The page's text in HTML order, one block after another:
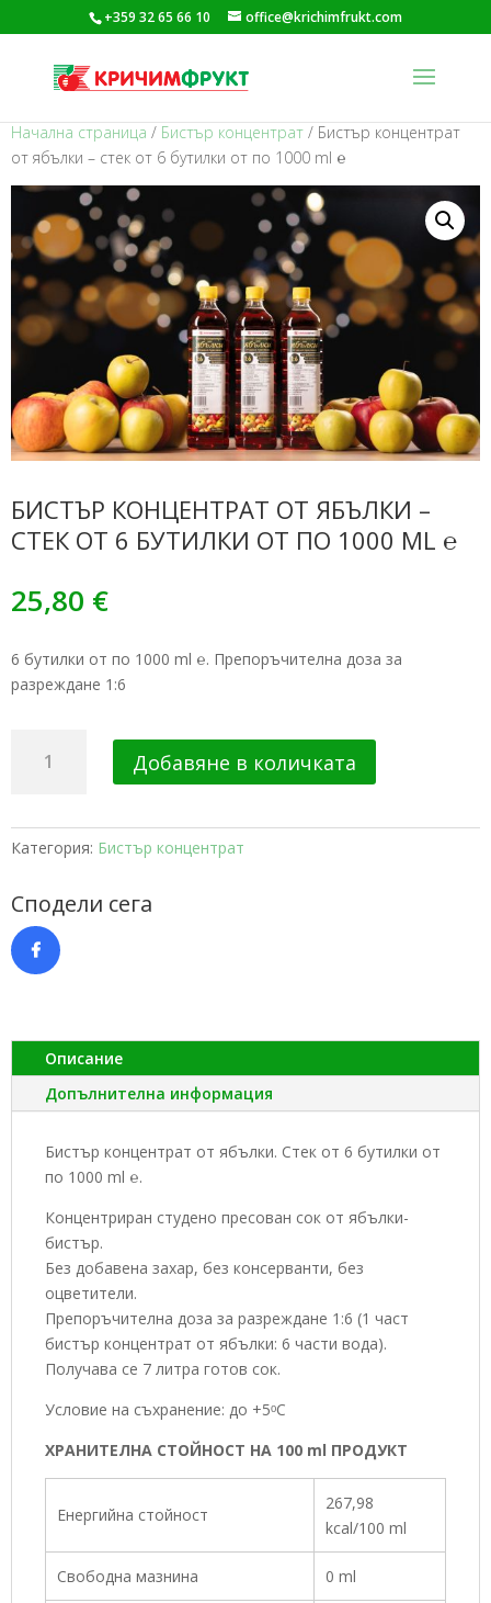
+359 32 65 66 10 office@krichimfrukt.com
Начална страница / Бистър концентрат / Бистър концентрат
от ябълки – стек от 6 бутилки от по 1000 ml ℮
БИСТЪР КОНЦЕНТРАТ ОТ ЯБЪЛКИ –
СТЕК ОТ 6 БУТИЛКИ ОТ ПО 1000 ML ℮
25,80 €
6 бутилки от по 1000 ml ℮. Препоръчителна доза за
разреждане 1:6
от
-
стек
от
6
по
Добавяне в количката
Категория: Бистър концентрат
Сподели сега
Описание
Допълнителна информация
Бистър концентрат от ябълки. Стек от 6 бутилки от
по 1000 ml ℮.
Концентриран студено пресован сок от ябълки-
бистър.
Без добавена захар, без консерванти, без
оцветители.
Препоръчителна доза за разреждане 1:6 (1 част
бистър концентрат от ябълки: 6 части вода).
Получава се 7 литра готов сок.
Условие на съхранение: до +5ᵒС
ХРАНИТЕЛНА СТОЙНОСТ НА 100 ml ПРОДУКТ
Енергийна стойност
267,98
kcal/100 ml
Свободна мазнина 0 ml